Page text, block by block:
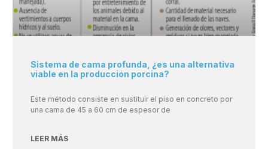
Sistema de cama profunda, ¿es una alternativa
viable en la producción porcina?
Este método consiste en sustituir el piso en concreto por
una cama de 45 a 60 cm de espesor de
LEER MÁS